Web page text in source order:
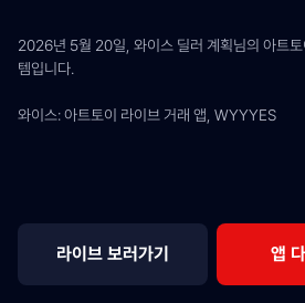
2026년 5월 20일, 와이스 딜러 계획님의 아트토
템입니다.
와이스: 아트토이 라이브 거래 앱, WYYYES
라이브 보러가기 앱